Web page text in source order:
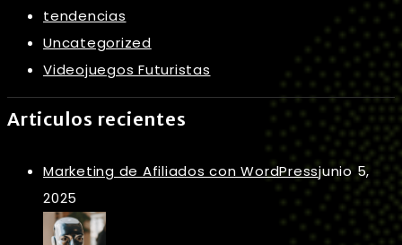
tendencias
Uncategorized
Videojuegos Futuristas
Articulos recientes
Marketing de Afiliados con WordPressjunio 5,
2025